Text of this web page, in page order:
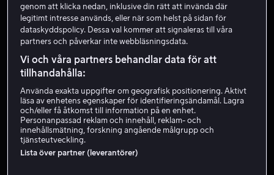
genom att klicka nedan, inklusive din rätt att invända där
legitimt intresse används, eller när som helst på sidan för
dataskyddspolicy. Dessa val kommer att signaleras till våra
partners och påverkar inte webbläsningsdata.
Vi och våra partners behandlar data för att
tillhandahålla:
Använda exakta uppgifter om geografisk positionering. Aktivt
läsa av enhetens egenskaper för identifieringsändamål. Lagra
och/eller få åtkomst till information på en enhet.
Personanpassad reklam och innehåll, reklam- och
innehållsmätning, forskning angående målgrupp och
tjänsteutveckling.
Lista över partner (leverantörer)